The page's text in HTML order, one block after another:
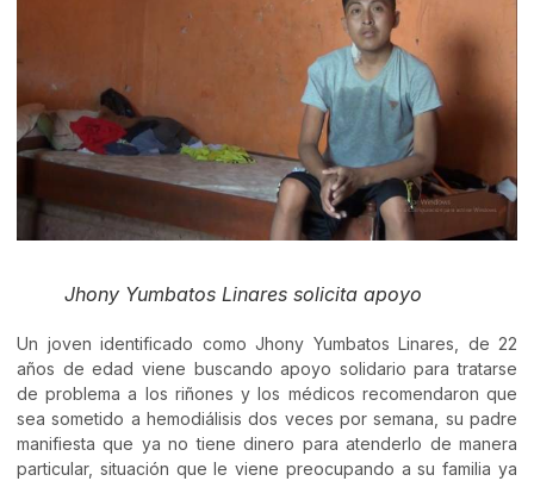
Jhony Yumbatos Linares solicita apoyo
Un joven identificado como Jhony Yumbatos Linares, de 22
años de edad viene buscando apoyo solidario para tratarse
de problema a los riñones y los médicos recomendaron que
sea sometido a hemodiálisis dos veces por semana, su padre
manifiesta que ya no tiene dinero para atenderlo de manera
particular, situación que le viene preocupando a su familia ya